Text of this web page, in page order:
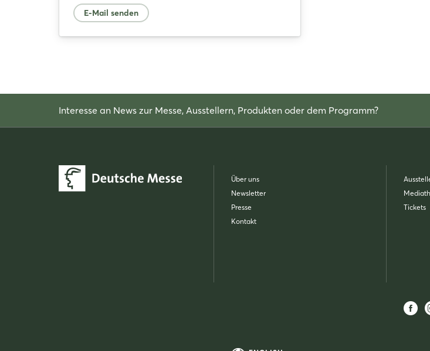
E-Mail senden
Interesse an News zur Messe, Ausstellern, Produkten oder dem Programm?
Über uns
Newsletter
Presse
Kontakt
Tickets